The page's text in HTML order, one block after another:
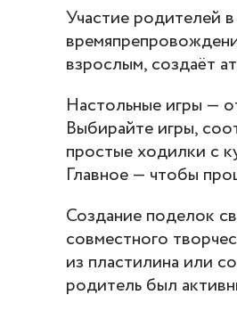
Участие родителей
взрослым, создаёт
Настольные игры —
Выбирайте игры,
простые ходилки с
Главное — чтобы
Создание поделок
совместного
из пластилина или
родитель был